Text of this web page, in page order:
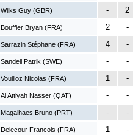
Wilks Guy (GBR) -
2
Bouffier Bryan (FRA) 2
-
Sarrazin Stéphane (FRA) 4
-
Sandell Patrik (SWE) -
-
Vouilloz Nicolas (FRA) 1
-
Al Attiyah Nasser (QAT) -
-
Magalhaes Bruno (PRT) -
-
Delecour Francois (FRA) 1
-